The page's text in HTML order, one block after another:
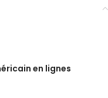
en lignes